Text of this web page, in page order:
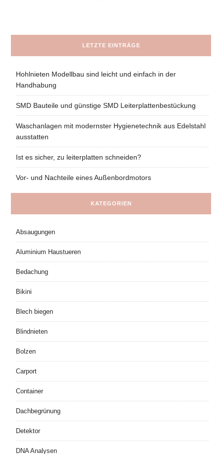
LETZTE EINTRÄGE
Hohlnieten Modellbau sind leicht und einfach in der
Handhabung
SMD Bauteile und günstige SMD Leiterplattenbestückung
Waschanlagen mit modernster Hygienetechnik aus Edelstahl
ausstatten
Ist es sicher, zu leiterplatten schneiden?
Vor- und Nachteile eines Außenbordmotors
KATEGORIEN
Absaugungen
Aluminium Haustueren
Bedachung
Bikini
Blech biegen
Blindnieten
Bolzen
Carport
Container
Dachbegrünung
Detektor
DNA Analysen